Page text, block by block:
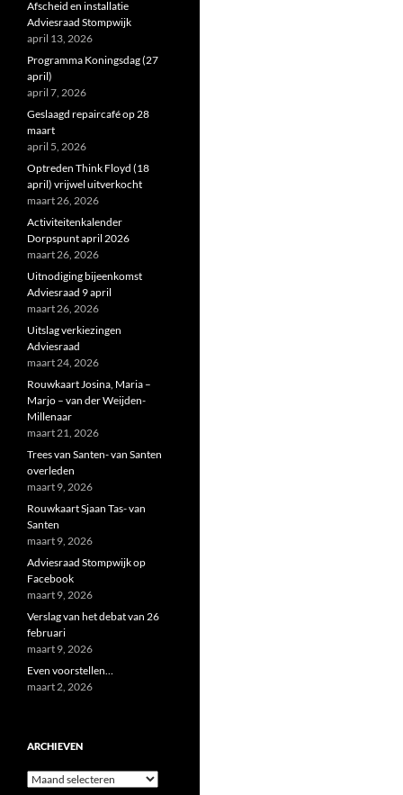
Afscheid en installatie
Adviesraad Stompwijk
april 13, 2026
Programma Koningsdag (27
april)
april 7, 2026
Geslaagd repaircafé op 28
maart
april 5, 2026
Optreden Think Floyd (18
april) vrijwel uitverkocht
maart 26, 2026
Activiteitenkalender
Dorpspunt april 2026
maart 26, 2026
Uitnodiging bijeenkomst
Adviesraad 9 april
maart 26, 2026
Uitslag verkiezingen
Adviesraad
maart 24, 2026
Rouwkaart Josina, Maria –
Marjo – van der Weijden-
Millenaar
maart 21, 2026
Trees van Santen- van Santen
overleden
maart 9, 2026
Rouwkaart Sjaan Tas- van
Santen
maart 9, 2026
Adviesraad Stompwijk op
Facebook
maart 9, 2026
Verslag van het debat van 26
februari
maart 9, 2026
Even voorstellen…
maart 2, 2026
ARCHIEVEN
Archieven